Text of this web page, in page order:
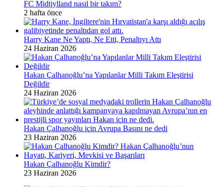
FC Midtjylland nasıl bir takım?
2 hafta önce
Harry Kane Ne Yaptı, Ne Etti, Penaltıyı Attı
24 Haziran 2026
Hakan Çalhanoğlu’na Yapılanlar Milli Takım Eleştirisi
Değildir
24 Haziran 2026
Hakan Çalhanoğlu için Avrupa Basını ne dedi
23 Haziran 2026
Hakan Çalhanoğlu Kimdir?
23 Haziran 2026